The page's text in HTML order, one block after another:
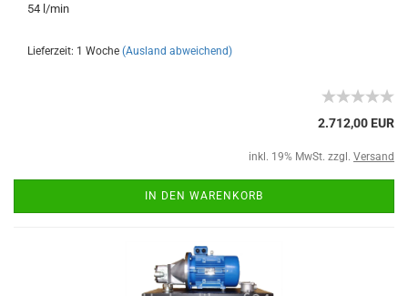
54 l/min
Lieferzeit: 1 Woche (Ausland abweichend)
2.712,00 EUR
inkl. 19% MwSt. zzgl. Versand
IN DEN WARENKORB